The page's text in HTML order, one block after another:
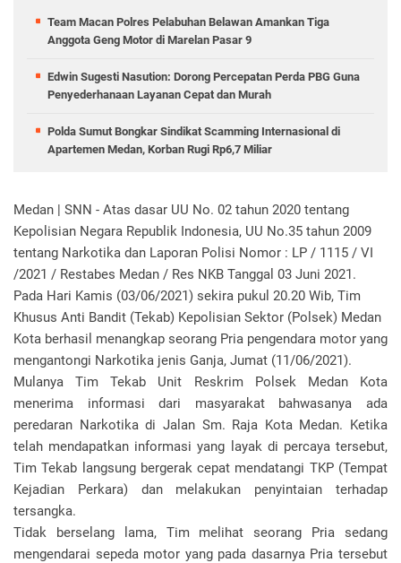
Team Macan Polres Pelabuhan Belawan Amankan Tiga
Anggota Geng Motor di Marelan Pasar 9
Edwin Sugesti Nasution: Dorong Percepatan Perda PBG Guna
Penyederhanaan Layanan Cepat dan Murah
Polda Sumut Bongkar Sindikat Scamming Internasional di
Apartemen Medan, Korban Rugi Rp6,7 Miliar
Medan | SNN - Atas dasar UU No. 02 tahun 2020 tentang
Kepolisian Negara Republik Indonesia, UU No.35 tahun 2009
tentang Narkotika dan Laporan Polisi Nomor : LP / 1115 / VI
/2021 / Restabes Medan / Res NKB Tanggal 03 Juni 2021.
Pada Hari Kamis (03/06/2021) sekira pukul 20.20 Wib, Tim
Khusus Anti Bandit (Tekab) Kepolisian Sektor (Polsek) Medan
Kota berhasil menangkap seorang Pria pengendara motor yang
mengantongi Narkotika jenis Ganja, Jumat (11/06/2021).
Mulanya Tim Tekab Unit Reskrim Polsek Medan Kota
menerima informasi dari masyarakat bahwasanya ada
peredaran Narkotika di Jalan Sm. Raja Kota Medan. Ketika
telah mendapatkan informasi yang layak di percaya tersebut,
Tim Tekab langsung bergerak cepat mendatangi TKP (Tempat
Kejadian Perkara) dan melakukan penyintaian terhadap
tersangka.
Tidak berselang lama, Tim melihat seorang Pria sedang
mengendarai sepeda motor yang pada dasarnya Pria tersebut